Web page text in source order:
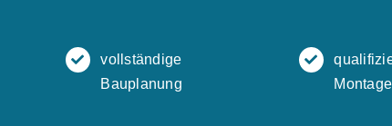
vollständige
Bauplanung